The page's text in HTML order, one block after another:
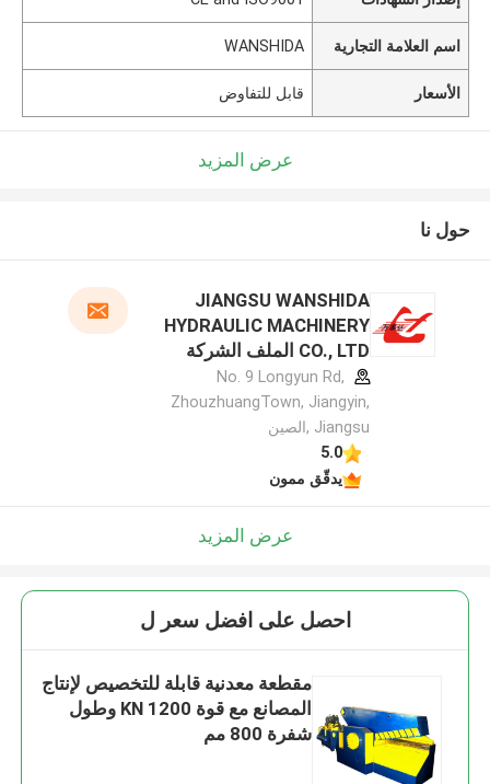
اسم العلامة التجارية WANSHIDA
الأسعار قابل للتفاوض
عرض المزيد
حول نا
JIANGSU WANSHIDA
HYDRAULIC MACHINERY
CO., LTD الملف الشركة
المصنعة
No. 9 Longyun Rd,
ZhouzhuangTown, Jiangyin,
Jiangsu ,الصين
5.0
يدقّق ممون
عرض المزيد
احصل على افضل سعر ل
مقطعة معدنية قابلة للتخصيص لإنتاج
المصانع مع قوة 1200 KN وطول
شفرة 800 مم